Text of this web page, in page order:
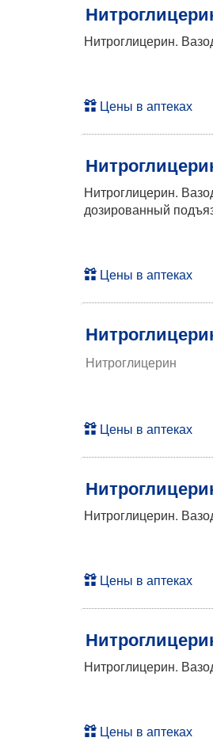
Нитроглицерин.
Цены в аптеках
Нитроглицерин.
дозированный
Цены в аптеках
Нитроглицерин
Цены в аптеках
Нитроглицерин.
Цены в аптеках
Нитроглицерин.
Цены в аптеках